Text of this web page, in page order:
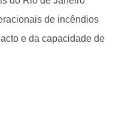
de incêndios
e da capacidade de